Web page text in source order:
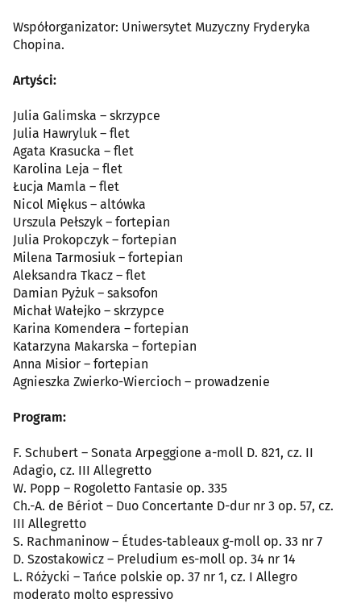
Współorganizator: Uniwersytet Muzyczny Fryderyka
Chopina.
Artyści:
Julia Galimska – skrzypce
Julia Hawryluk – flet
Agata Krasucka – flet
Karolina Leja – flet
Łucja Mamla – flet
Nicol Miękus – altówka
Urszula Pełszyk – fortepian
Julia Prokopczyk – fortepian
Milena Tarmosiuk – fortepian
Aleksandra Tkacz – flet
Damian Pyżuk – saksofon
Michał Wałejko – skrzypce
Karina Komendera – fortepian
Katarzyna Makarska – fortepian
Anna Misior – fortepian
Agnieszka Zwierko-Wiercioch – prowadzenie
Program:
F. Schubert – Sonata Arpeggione a-moll D. 821, cz. II
Adagio, cz. III Allegretto
W. Popp – Rogoletto Fantasie op. 335
Ch.-A. de Bériot – Duo Concertante D-dur nr 3 op. 57, cz.
III Allegretto
S. Rachmaninow – Études-tableaux g-moll op. 33 nr 7
D. Szostakowicz – Preludium es-moll op. 34 nr 14
L. Różycki – Tańce polskie op. 37 nr 1, cz. I Allegro
moderato molto espressivo